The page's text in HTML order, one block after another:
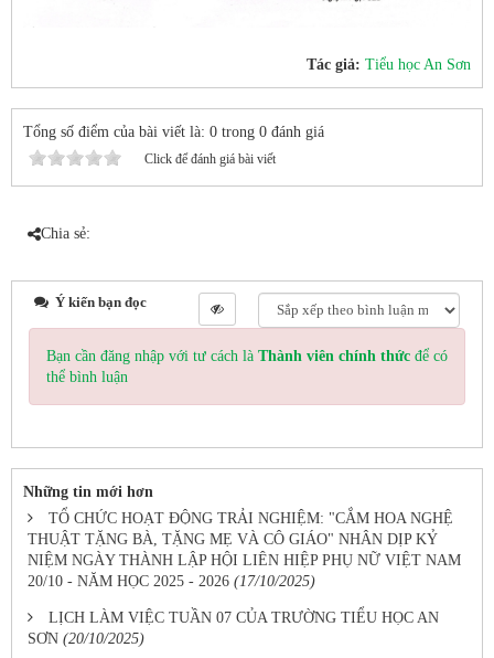
Tác giả: Tiểu học An Sơn
Tổng số điểm của bài viết là: 0 trong 0 đánh giá
Click để đánh giá bài viết
Chia sẻ:
Ý kiến bạn đọc
Bạn cần đăng nhập với tư cách là Thành viên chính thức để có
thể bình luận
Những tin mới hơn
TỔ CHỨC HOẠT ĐỘNG TRẢI NGHIỆM: "CẮM HOA NGHỆ
THUẬT TẶNG BÀ, TẶNG MẸ VÀ CÔ GIÁO" NHÂN DỊP KỶ
NIỆM NGÀY THÀNH LẬP HỘI LIÊN HIỆP PHỤ NỮ VIỆT NAM
20/10 - NĂM HỌC 2025 - 2026 (17/10/2025)
LỊCH LÀM VIỆC TUẦN 07 CỦA TRƯỜNG TIỂU HỌC AN
SƠN (20/10/2025)